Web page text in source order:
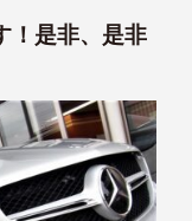
！是非、是非